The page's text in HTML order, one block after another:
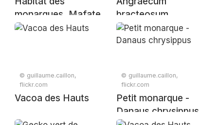
monarques, Mafate
bracteosum
© guillaume.caillon,
flickr.com
Vacoa des Hauts
© guillaume.caillon,
flickr.com
Petit monarque -
Danaus chrysippus